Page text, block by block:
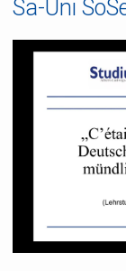
Sa-Uni